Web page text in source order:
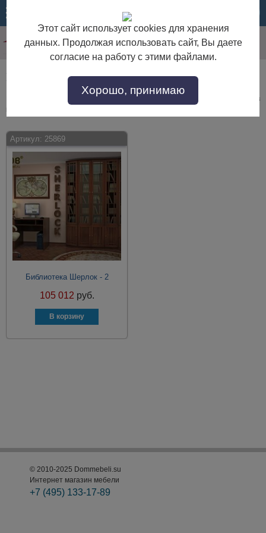
Мебель для домашнего кабинета недорого
Мебель для домашнего кабинета недорого по выгодной цене. Покупайте в
Артикул: 25869
Библиотека Шерлок - 2
105 012 руб.
© 2010-2025 Dommebeli.su
Интернет магазин мебели
+7 (495) 133-17-89
Этот сайт использует cookies для хранения
данных. Продолжая использовать сайт, Вы даете
согласие на работу с этими файлами.
Хорошо, принимаю